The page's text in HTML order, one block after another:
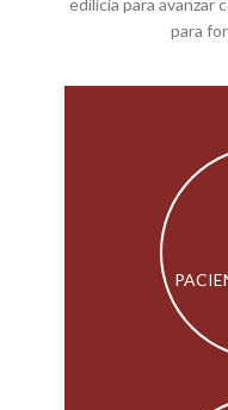
edilicia para avanzar
para